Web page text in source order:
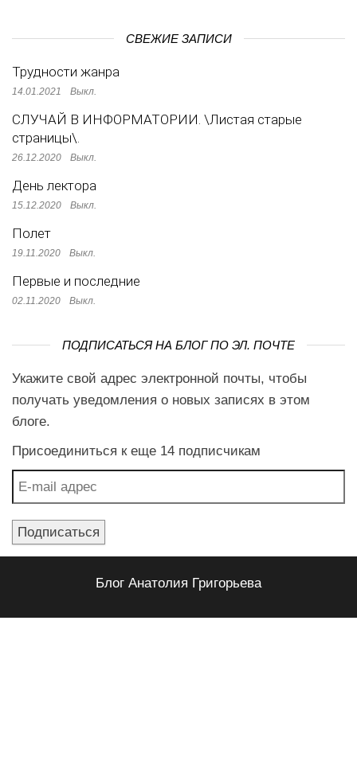
СВЕЖИЕ ЗАПИСИ
Трудности жанра
14.01.2021 Выкл.
СЛУЧАЙ В ИНФОРМАТОРИИ. \Листая старые
страницы\.
26.12.2020 Выкл.
День лектора
15.12.2020 Выкл.
Полет
19.11.2020 Выкл.
Первые и последние
02.11.2020 Выкл.
ПОДПИСАТЬСЯ НА БЛОГ ПО ЭЛ. ПОЧТЕ
Укажите свой адрес электронной почты, чтобы
получать уведомления о новых записях в этом
блоге.
Присоединиться к еще 14 подписчикам
E-mail адрес
Подписаться
Блог Анатолия Григорьева